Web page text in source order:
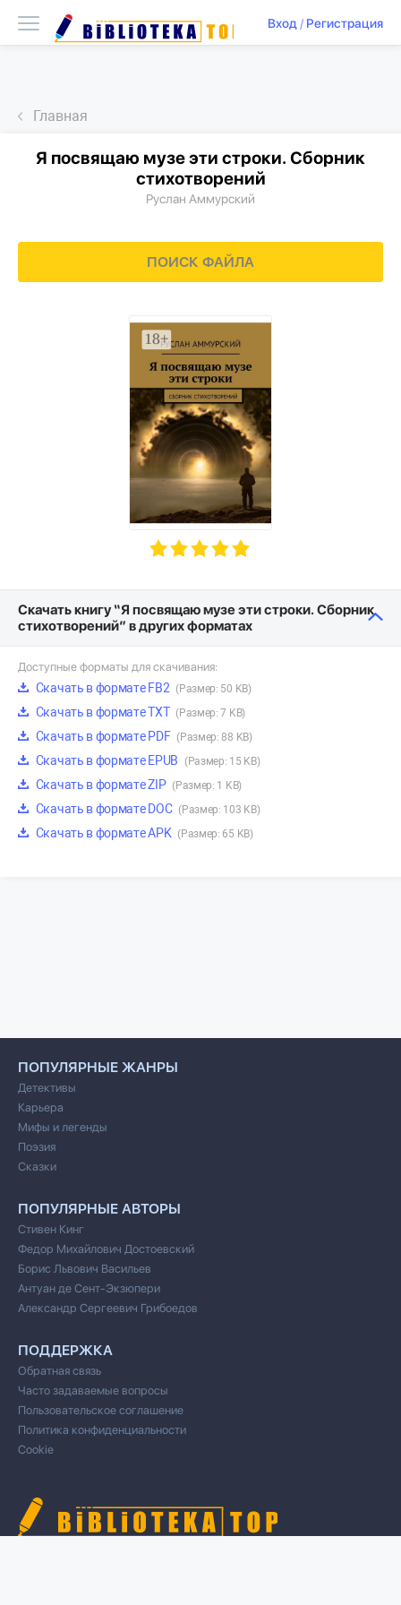
Вход/ Регистрация
Главная
Я посвящаю музе эти строки. Сборник
стихотворений
Руслан Аммурский
ПОИСК ФАЙЛА
Скачать книгу “Я посвящаю музе эти строки. Сборник
стихотворений” в других форматах
Доступные форматы для скачивания:
Скачать в формате FB2 (Размер: 50 KB)
Скачать в формате TXT (Размер: 7 KB)
Скачать в формате PDF (Размер: 88 KB)
Скачать в формате EPUB (Размер: 15 KB)
Скачать в формате ZIP (Размер: 1 KB)
Скачать в формате DOC (Размер: 103 KB)
Скачать в формате APK (Размер: 65 KB)
ПОПУЛЯРНЫЕ ЖАНРЫ
Детективы
Карьера
Мифы и легенды
Поэзия
Сказки
ПОПУЛЯРНЫЕ АВТОРЫ
Стивен Кинг
Федор Михайлович Достоевский
Борис Львович Васильев
Антуан де Сент-Экзюпери
Александр Сергеевич Грибоедов
ПОДДЕРЖКА
Обратная связь
Часто задаваемые вопросы
Пользовательское соглашение
Политика конфиденциальности
Cookie